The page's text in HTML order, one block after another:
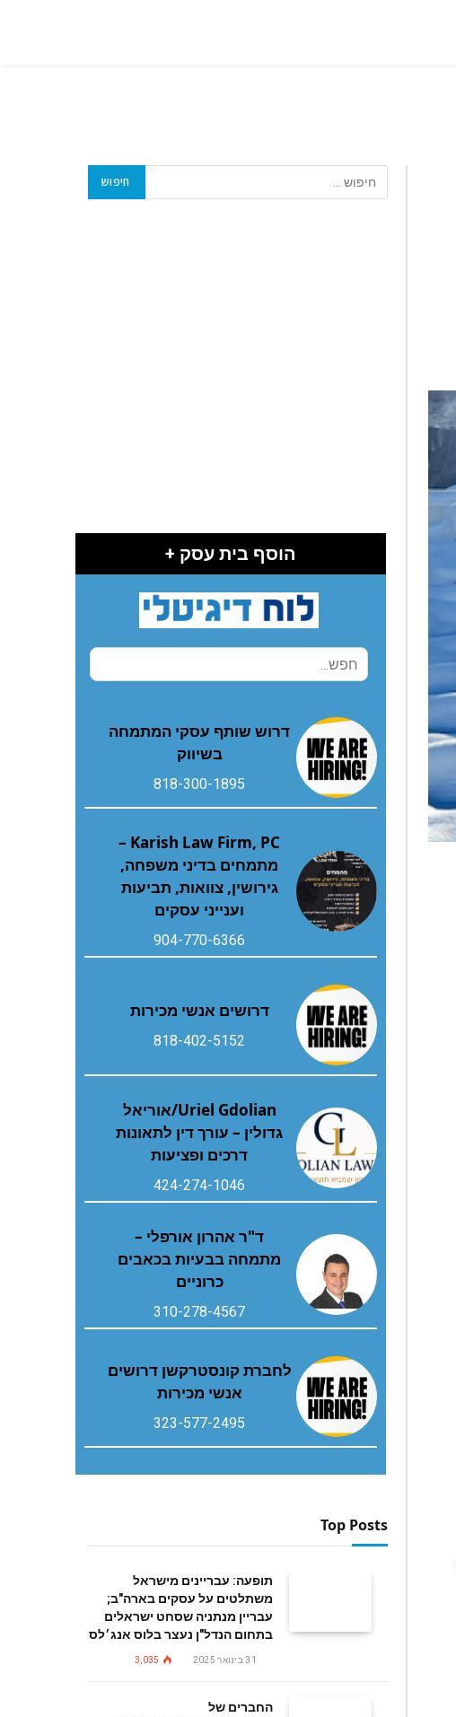
הוסף בית עסק +
דרוש שותף עסקי המתמחה
בשיווק
818-300-1895
Karish Law Firm, PC –
מתמחים בדיני משפחה,
גירושין, צוואות, תביעות
וענייני עסקים
904-770-6366
דרושים אנשי מכירות
818-402-5152
Uriel Gdolian/אוריאל
גדולין – עורך דין לתאונות
דרכים ופציעות
424-274-1046
ד"ר אהרון אורפלי –
מתמחה בבעיות בכאבים
כרוניים
310-278-4567
לחברת קונסטרקשן דרושים
אנשי מכירות
323-577-2495
Top Posts
תופעה: עבריינים מישראל
משתלטים על עסקים בארה"ב;
עבריין מנתניה שסחט ישראלים
בתחום הנדל"ן נעצר בלוס אנג׳לס
31 בינואר 2025 3,035
החברים של